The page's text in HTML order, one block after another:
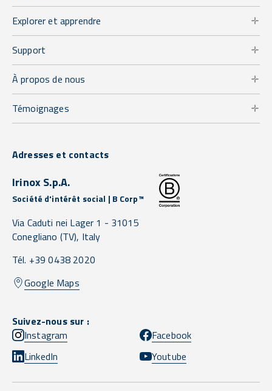
Explorer et apprendre
Support
À propos de nous
Témoignages
Adresses et contacts
Irinox S.p.A.
Société d'intérêt social | B Corp™
Via Caduti nei Lager 1 - 31015
Conegliano (TV), Italy
Tél. +39 0438 2020
Google Maps
Suivez-nous sur :
Instagram
Facebook
LinkedIn
Youtube